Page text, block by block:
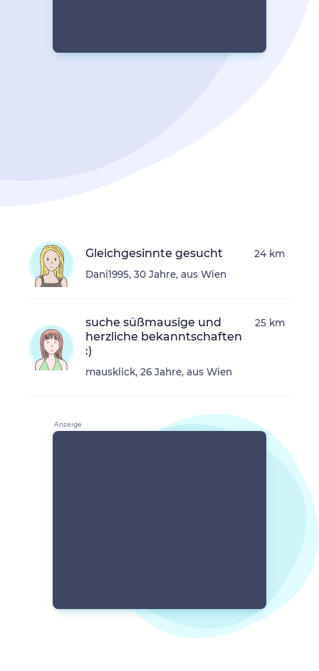
Gleichgesinnte gesucht
Dani1995, 30 Jahre, aus Wien
24 km
suche süßmausige und
herzliche bekanntschaften
:)
mausklick, 26 Jahre, aus Wien
25 km